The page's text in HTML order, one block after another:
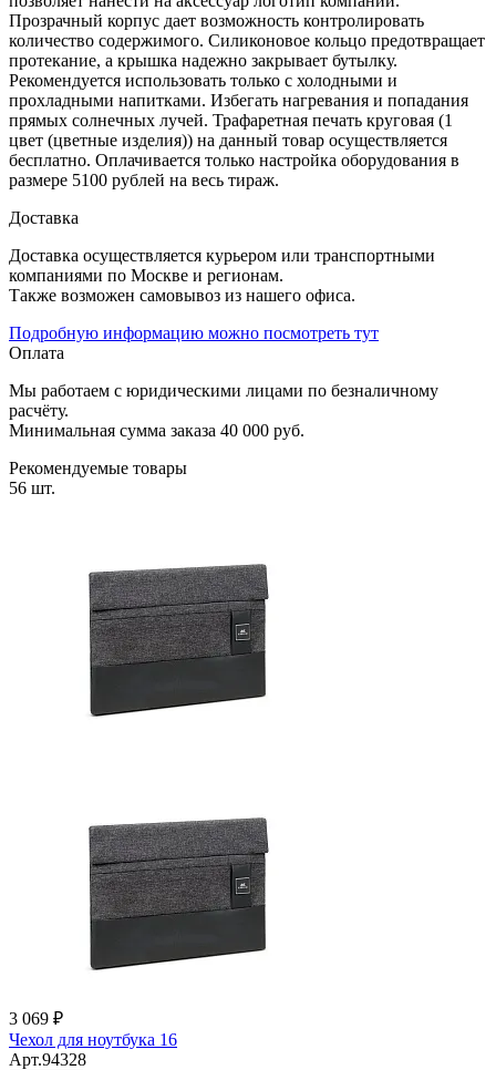
Прозрачный корпус дает возможность контролировать
количество содержимого. Силиконовое кольцо предотвращает
протекание, а крышка надежно закрывает бутылку.
Рекомендуется использовать только с холодными и
прохладными напитками. Избегать нагревания и попадания
прямых солнечных лучей. Трафаретная печать круговая (1
цвет (цветные изделия)) на данный товар осуществляется
бесплатно. Оплачивается только настройка оборудования в
размере 5100 рублей на весь тираж.
Доставка
Доставка осуществляется курьером или транспортными
компаниями по Москве и регионам.
Также возможен самовывоз из нашего офиса.
Подробную информацию можно посмотреть тут
Оплата
Мы работаем с юридическими лицами по безналичному
расчёту.
Минимальная сумма заказа 40 000 руб.
Рекомендуемые товары
56 шт.
3 069 ₽
Чехол для ноутбука 16
Арт.94328